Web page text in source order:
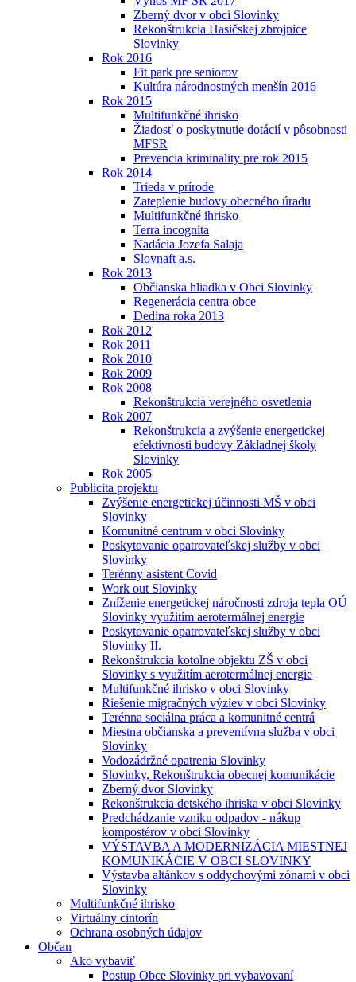
Zberný dvor v obci Slovinky
Rekonštrukcia Hasičskej zbrojnice
Slovinky
Rok 2016
Fit park pre seniorov
Kultúra národnostných menšín 2016
Rok 2015
Multifunkčné ihrisko
Žiadosť o poskytnutie dotácií v pôsobnosti
MFSR
Prevencia kriminality pre rok 2015
Rok 2014
Trieda v prírode
Zateplenie budovy obecného úradu
Multifunkčné ihrisko
Terra incognita
Nadácia Jozefa Salaja
Slovnaft a.s.
Rok 2013
Občianska hliadka v Obci Slovinky
Regenerácia centra obce
Dedina roka 2013
Rok 2012
Rok 2011
Rok 2010
Rok 2009
Rok 2008
Rekonštrukcia verejného osvetlenia
Rok 2007
Rekonštrukcia a zvýšenie energetickej
efektívnosti budovy Základnej školy
Slovinky
Rok 2005
Publicita projektu
Zvýšenie energetickej účinnosti MŠ v obci
Slovinky
Komunitné centrum v obci Slovinky
Poskytovanie opatrovateľskej služby v obci
Slovinky
Terénny asistent Covid
Work out Slovinky
Zníženie energetickej náročnosti zdroja tepla OÚ
Slovinky využitím aerotermálnej energie
Poskytovanie opatrovateľskej služby v obci
Slovinky II.
Rekonštrukcia kotolne objektu ZŠ v obci
Slovinky s využitím aerotermálnej energie
Multifunkčné ihrisko v obci Slovinky
Riešenie migračných výziev v obci Slovinky
Terénna sociálna práca a komunitné centrá
Miestna občianska a preventívna služba v obci
Slovinky
Vodozádržné opatrenia Slovinky
Slovinky, Rekonštrukcia obecnej komunikácie
Zberný dvor Slovinky
Rekonštrukcia detského ihriska v obci Slovinky
Predchádzanie vzniku odpadov - nákup
kompostérov v obci Slovinky
VÝSTAVBA A MODERNIZÁCIA MIESTNEJ
KOMUNIKÁCIE V OBCI SLOVINKY
Výstavba altánkov s oddychovými zónami v obci
Slovinky
Multifunkčné ihrisko
Virtuálny cintorín
Ochrana osobných údajov
Občan
Ako vybaviť
Postup Obce Slovinky pri vybavovaní